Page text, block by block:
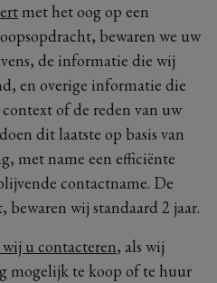
met het oog op een
bewaren we uw
de informatie die wij
en overige informatie die
of de reden van uw
dit laatste op basis van
met name een efficiënte
contactname. De
bewaren wij standaard 2 jaar.
u contacteren, als wij
mogelijk te koop of te huur